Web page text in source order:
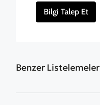
Bilgi Talep Et
Benzer Listelemeler